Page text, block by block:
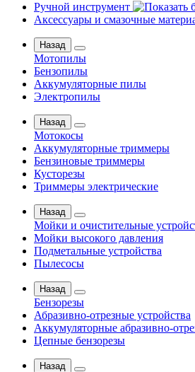
Ручной инструмент
Аксессуары и смазочные
Назад
Мотопилы
Бензопилы
Аккумуляторные пилы
Электропилы
Назад
Мотокосы
Аккумуляторные триммеры
Бензиновые триммеры
Кусторезы
Триммеры электрические
Назад
Мойки и очистительные
Мойки высокого давления
Подметальные устройства
Пылесосы
Назад
Бензорезы
Абразивно-отрезные устройства
Аккумуляторные абразивно-
Цепные бензорезы
Назад